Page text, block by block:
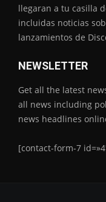
llegaran a tu casilla
incluidas noticias
lanzamientos de
NEWSLETTER
Get all the latest
all news including
news headlines
[contact-form-7